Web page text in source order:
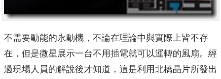
不需要動能的永動機，不論在理論中與實際上皆不存
在，但是微星展示一台不用插電就可以運轉的風扇。經
過現場人員的解說後才知道，這是利用北橋晶片所發出